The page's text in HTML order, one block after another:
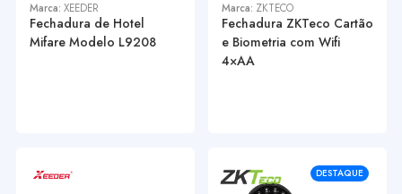
Marca: XEEDER
Fechadura de Hotel
Mifare Modelo L9208
Marca: ZKTECO
Fechadura ZKTeco Cartão
e Biometria com Wifi
4×AA
DESTAQUE